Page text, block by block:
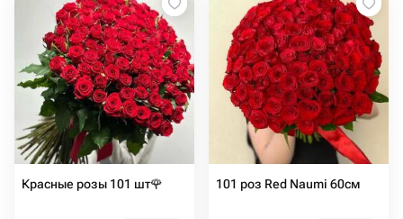
Красные розы 101 шт🌹 101 роз Red Naumi 60см